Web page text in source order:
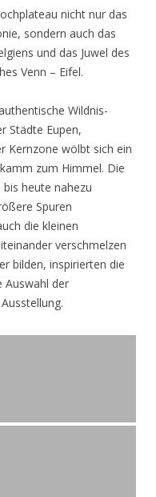
nicht nur das
sondern auch das
und das Juwel des
Venn – Eifel.
Wildnis-
Städte Eupen,
Kernzone wölbt sich ein
zum Himmel. Die
heute nahezu
Spuren
die kleinen
verschmelzen
bilden, inspirierten die
Auswahl der